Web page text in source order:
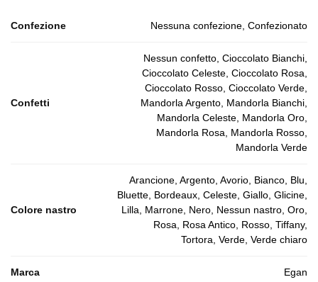
Confezione Nessuna confezione, Confezionato
Confetti
Nessun confetto, Cioccolato Bianchi,
Cioccolato Celeste, Cioccolato Rosa,
Cioccolato Rosso, Cioccolato Verde,
Mandorla Argento, Mandorla Bianchi,
Mandorla Celeste, Mandorla Oro,
Mandorla Rosa, Mandorla Rosso,
Mandorla Verde
Colore nastro
Arancione, Argento, Avorio, Bianco, Blu,
Bluette, Bordeaux, Celeste, Giallo, Glicine,
Lilla, Marrone, Nero, Nessun nastro, Oro,
Rosa, Rosa Antico, Rosso, Tiffany,
Tortora, Verde, Verde chiaro
Marca Egan